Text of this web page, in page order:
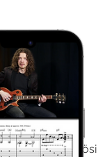
käyttöösi